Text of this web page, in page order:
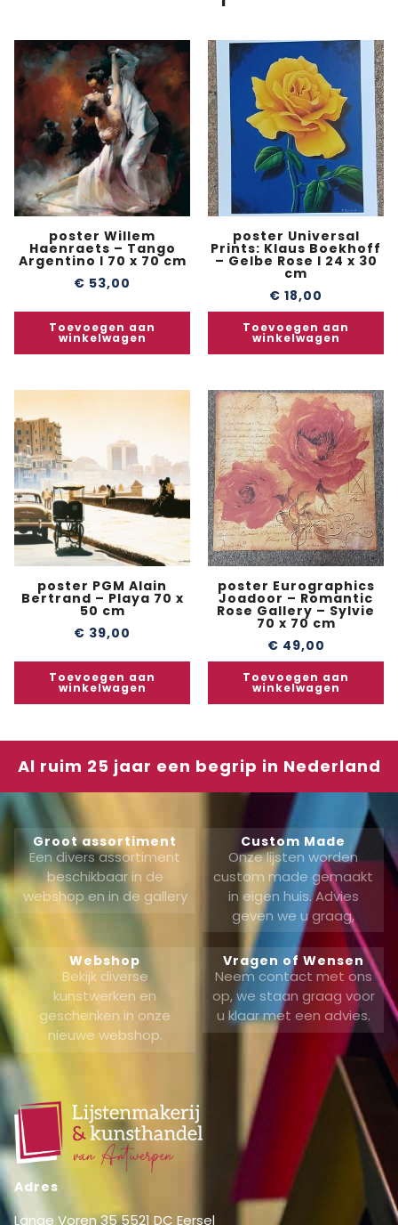
poster Willem
Haenraets – Tango
Argentino I 70 x 70 cm
€ 53,00
Toevoegen aan
winkelwagen
poster Universal
Prints: Klaus Boekhoff
– Gelbe Rose I 24 x 30
cm
€ 18,00
Toevoegen aan
winkelwagen
poster PGM Alain
Bertrand – Playa 70 x
50 cm
€ 39,00
Toevoegen aan
winkelwagen
poster Eurographics
Joadoor – Romantic
Rose Gallery – Sylvie
70 x 70 cm
€ 49,00
Toevoegen aan
winkelwagen
Al ruim 25 jaar een begrip in Nederland
Groot assortiment
Een divers assortiment
beschikbaar in de
webshop en in de gallery
Custom Made
Onze lijsten worden
custom made gemaakt
in eigen huis. Advies
geven we u graag,
Webshop
Bekijk diverse
kunstwerken en
geschenken in onze
nieuwe webshop.
Vragen of Wensen
Neem contact met ons
op, we staan graag voor
u klaar met een advies.
Adres
Lange Voren 35 5521 DC Eersel